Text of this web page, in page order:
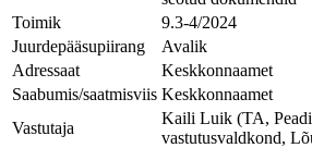
Toimik
9.3-4/2024
Juurdepääsupiirang
Avalik
Adressaat
Keskkonnaamet
Saabumis/saatmisviis Keskkonnaamet
Vastutaja
Kaili Luik (TA,
vastutusvaldkond,